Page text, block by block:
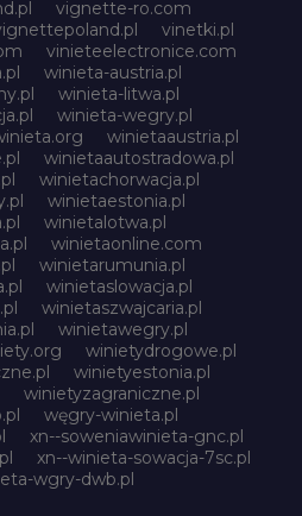
vignette-ro.com
vinetki.pl
vinieteelectronice.com
winieta-austria.pl
winieta-litwa.pl
winieta-wegry.pl
winietaaustria.pl
winietaautostradowa.pl
winietachorwacja.pl
winietaestonia.pl
winietalotwa.pl
winietaonline.com
winietarumunia.pl
winietaslowacja.pl
winietaszwajcaria.pl
winietawegry.pl
winietydrogowe.pl
winietyestonia.pl
winietyzagraniczne.pl
węgry-winieta.pl
xn--soweniawinieta-gnc.pl
xn--winieta-sowacja-7sc.pl
wgry-dwb.pl